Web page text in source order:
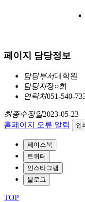
페이지 담당정보
담당부서대학원
담당자장○희
연락처051-540-
최종수정일2023-05-23
홈페이지 오류 알림
인
페이스북
트위터
인스타그램
블로그
TOP